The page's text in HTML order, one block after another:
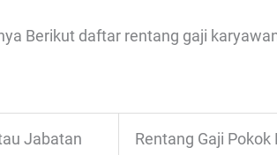
Berikut daftar rentang gaji
Jabatan Rentang Gaji Pokok